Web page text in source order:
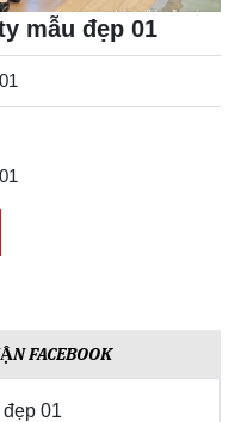
mẫu đẹp 01
FACEBOOK
01